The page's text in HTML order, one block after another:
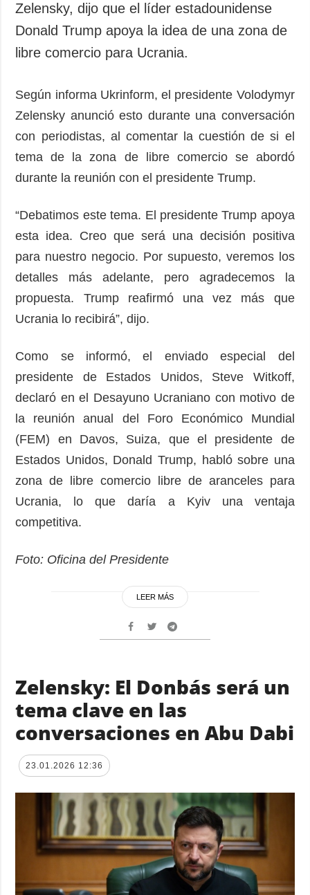
Zelensky, dijo que el líder estadounidense
Donald Trump apoya la idea de una zona de
libre comercio para Ucrania.
Según informa Ukrinform, el presidente Volodymyr
Zelensky anunció esto durante una conversación
con periodistas, al comentar la cuestión de si el
tema de la zona de libre comercio se abordó
durante la reunión con el presidente Trump.
“Debatimos este tema. El presidente Trump apoya
esta idea. Creo que será una decisión positiva
para nuestro negocio. Por supuesto, veremos los
detalles más adelante, pero agradecemos la
propuesta. Trump reafirmó una vez más que
Ucrania lo recibirá”, dijo.
Como se informó, el enviado especial del
presidente de Estados Unidos, Steve Witkoff,
declaró en el Desayuno Ucraniano con motivo de
la reunión anual del Foro Económico Mundial
(FEM) en Davos, Suiza, que el presidente de
Estados Unidos, Donald Trump, habló sobre una
zona de libre comercio libre de aranceles para
Ucrania, lo que daría a Kyiv una ventaja
competitiva.
Foto: Oficina del Presidente
LEER MÁS
Zelensky: El Donbás será un
tema clave en las
conversaciones en Abu Dabi
23.01.2026 12:36